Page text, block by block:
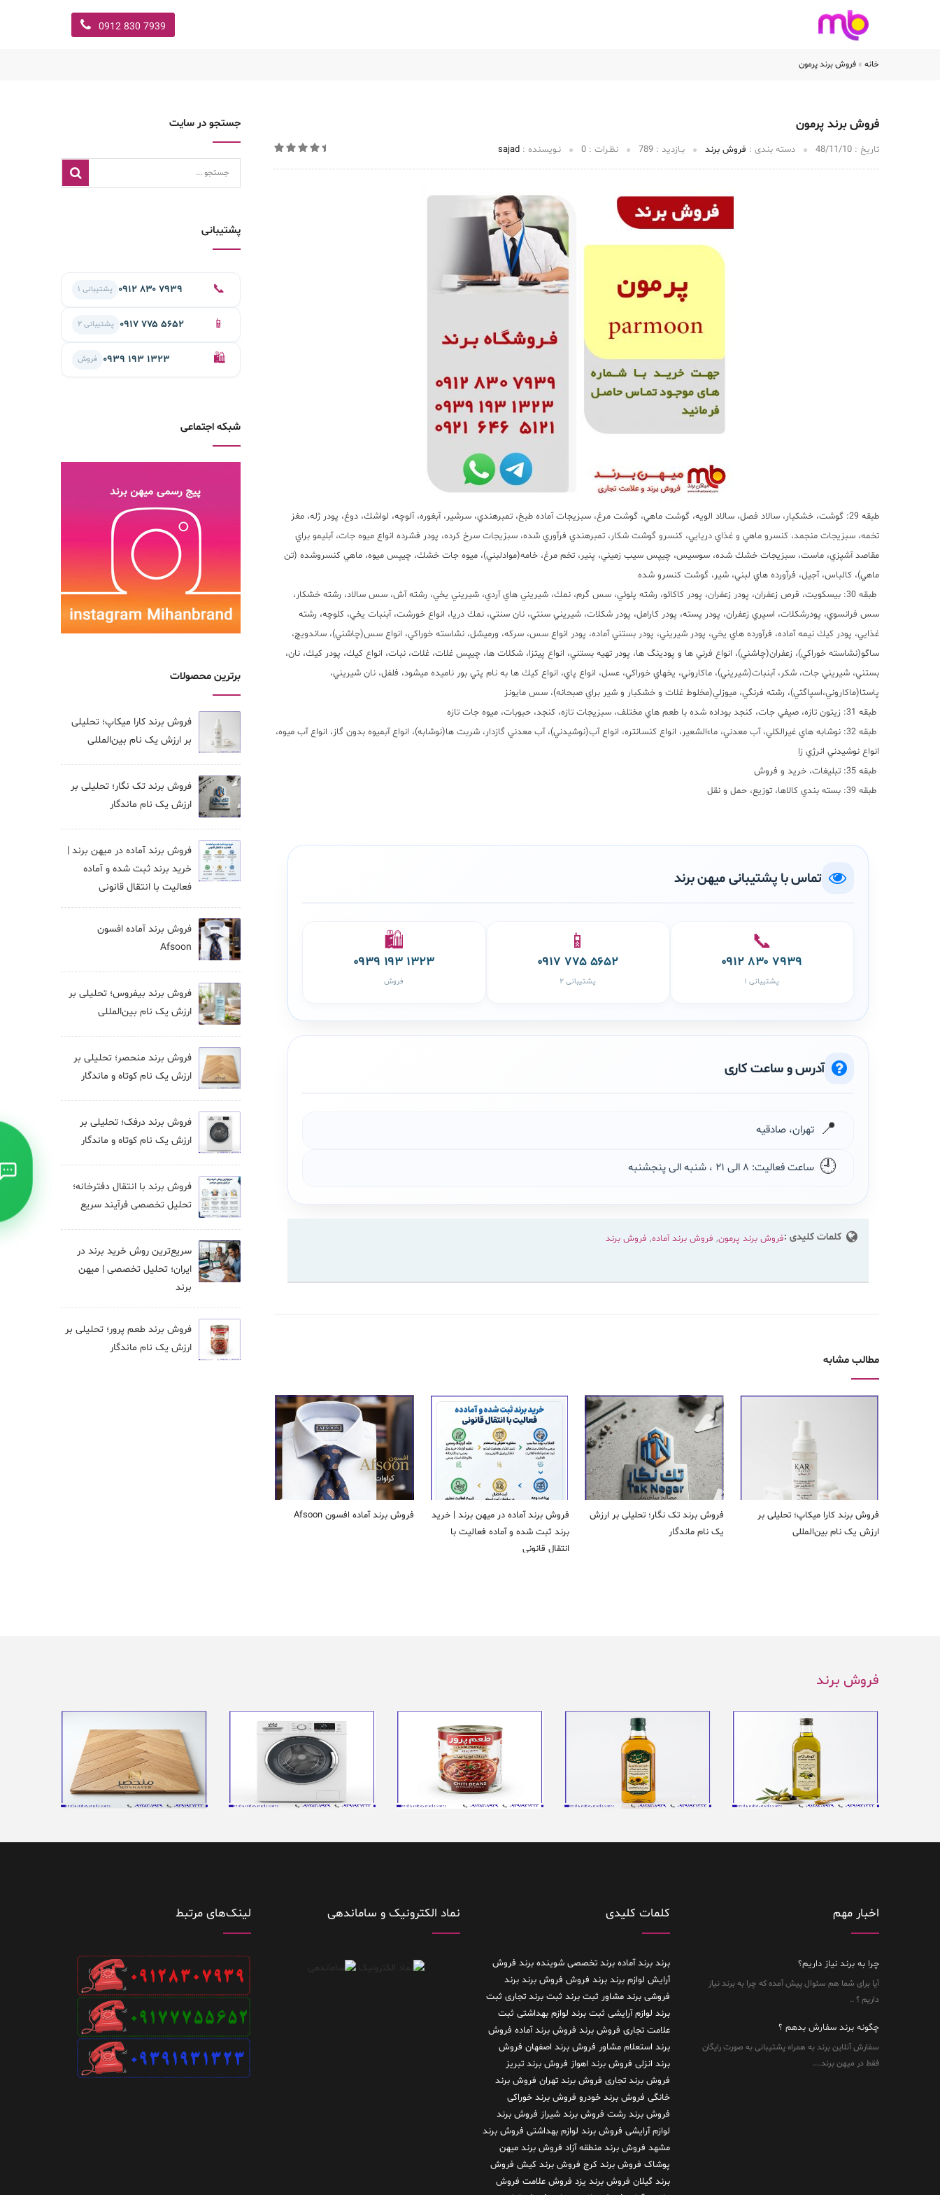
7939 830 0912
خانه » فروش برند پرمون
فروش برند پرمون
تاریخ :‌ 48/11/10 دسته بندی : فروش برند بـازدید : 789 نظـرات : 0 نـویسنده : sajad
طبقه 29: گوشت، خشكبار، سالاد فصل، سالاد الويه، گوشت ماهي، گوشت مرغ، سبزيجات آماده طبخ، تمبرهندي، سرشير، آبغوره، آلوچه، لواشك، دوغ، پودر ژله، مغز
تخمه، سبزيجات منجمد، كنسرو ماهي و غذاي دريايي، كنسرو گوشت شكار، تمبرهندي فرآوري شده، سبزيجات سرخ كرده، پودر فشرده انواع ميوه جات، آبليمو براي
مقاصد آشپزي، ماست، سبزيجات خشك شده، سوسيس، چيپس سيب زميني، پنير، تخم مرغ، خامه(موادلبني)، ميوه جات خشك، چيپس ميوه، ماهي كنسروشده (تن
ماهي)، كالباس، آجيل، فرآورده هاي لبني، شير، گوشت كنسرو شده
طبقه 30: بيسكويت، قرص زعفران، پودر زعفران، پودر كاكائو، رشته پلوئي، سس گرم، نمك، شيريني هاي آردي، شيريني يخي، رشته آش، سس سالاد، رشته خشكار،
سس فرانسوي، پودرشكلات، اسپري زعفران، پودر پسته، پودر كارامل، پودر شكلات، شيريني سنتي، نان سنتي، نمك دريا، انواع خورشت، آبنبات يخي، كلوچه، رشته
غذايي، پودر كيك نيمه آماده، فرآورده هاي يخي، پودر شيريني، پودر بستني آماده، پودر انواع سس، سركه، ورميشل، نشاسته خوراكي، انواع سس(چاشني)، ساندويچ،
ساگو(نشاسته خوراكي)، زعفران(چاشني)، انواع فرني ها و پودينگ ها، پودر تهيه بستني، انواع پيتزا، شكلات ها، چيپس غلات، غلات، نبات، انواع كيك، پودر كيك، نان،
بستني، شيريني جات، شكر، آبنبات(شيريني)، ماكاروني، يخهاي خوراكي، عسل، انواع پاي، انواع كيك ها به نام پتي بور ناميده ميشود، فلفل، نان شيريني،
پاستا(ماكاروني،اسپاگتي)، رشته فرنگي، ميوزلي(مخلوط غلات و خشكبار و شير براي صبحانه)، سس مايونز
طبقه 31: زيتون تازه، صيفي جات، كنجد بوداده شده با طعم هاي مختلف، سبزيجات تازه، كنجد، حبوبات، ميوه جات تازه
طبقه 32: نوشابه هاي غيرالكلي، آب معدني، ماءالشعير، انواع كنسانتره، انواع آب(نوشيدني)، آب معدني گازدار، شربت ها(نوشابه)، انواع آبميوه بدون گاز، انواع آب ميوه،
انواع نوشيدني انرژي زا
طبقه 35: تبليغات، خريد و فروش
طبقه 39: بسته بندي كالاها، توزيع، حمل و نقل
تماس با پشتیبانی میهن برند
📞
۰۹۱۲ ۸۳۰ ۷۹۳۹
پشتیبانی ۱
📱
۰۹۱۷ ۷۷۵ ۵۶۵۲
پشتیبانی ۲
🛍️
۰۹۳۹ ۱۹۳ ۱۳۲۳
فروش
آدرس و ساعت کاری
📍 تهران، صادقیه
🕘 ساعت فعالیت: ۸ الی ۲۱ ، شنبه الی پنجشنبه
کلمات کلیدی :فروش برند پرمون, فروش برند آماده, فروش برند
مطالب مشابه
فروش برند کارا ميكاپ؛ تحلیلی بر
ارزش یک نام بین‌المللی
فروش برند تک نگار؛ تحلیلی بر ارزش
یک نام ماندگار
فروش برند آماده در میهن برند | خرید
برند ثبت شده و آماده فعالیت با
انتقال قانونی
فروش برند آماده افسون Afsoon
جستجو در سایت
پشتیبانی
📞 ۰۹۱۲ ۸۳۰ ۷۹۳۹ پشتیبانی ۱
📱 ۰۹۱۷ ۷۷۵ ۵۶۵۲ پشتیبانی ۲
🛍️ ۰۹۳۹ ۱۹۳ ۱۳۲۳ فروش
شبکه اجتماعی
برترین محصولات
فروش برند کارا ميكاپ؛ تحلیلی
بر ارزش یک نام بین‌المللی
فروش برند تک نگار؛ تحلیلی بر
ارزش یک نام ماندگار
فروش برند آماده در میهن برند |
خرید برند ثبت شده و آماده
فعالیت با انتقال قانونی
فروش برند آماده افسون
Afsoon
فروش برند بيفروس؛ تحلیلی بر
ارزش یک نام بین‌المللی
فروش برند منحصر؛ تحلیلی بر
ارزش یک نام کوتاه و ماندگار
فروش برند درفک؛ تحلیلی بر
ارزش یک نام کوتاه و ماندگار
فروش برند با انتقال دفترخانه؛
تحلیل تخصصی فرآیند سریع
سریع‌ترین روش خرید برند در
ایران؛ تحلیل تخصصی | میهن
برند
فروش برند طعم پرور؛ تحلیلی بر
ارزش یک نام ماندگار
فروش برند
اخبار مهم
چرا به برند نیاز داریم؟
آیا برای شما هم سئوال پیش آمده که چرا به برند نیاز
داریم ؟ ..
چگونه برند سفارش بدهم ؟
سفارش آنلاین برند به همراه پشتیبانی به صورت رایگان
فقط در میهن برند....
کلمات کلیدی
برند برند آماده برند تخصصی شوینده برند فروش
آرایش لوازم برند برند فروش فروش برند برند
فروشی برند مشاور ثبت برند ثبت برند تجاری ثبت
برند لوازم آرایشی ثبت برند لوازم بهداشتی ثبت
علامت تجاری فروش برند فروش برند آماده فروش
برند استعلام مشاور فروش برند اصفهان فروش
برند انزلی فروش برند اهواز فروش برند تبریز
فروش برند تجاری فروش برند تهران فروش برند
خانگی فروش برند خودرو فروش برند خوراکی
فروش برند رشت فروش برند شیراز فروش برند
لوازم آرایشی فروش برند لوازم بهداشتی فروش برند
مشهد فروش برند منطقه آزاد فروش برند میهن
پوشاک فروش برند کرج فروش برند کیش فروش
برند گیلان فروش برند یزد فروش علامت فروش
نماد الکترونیک و ساماندهی لینک‌های مرتبط